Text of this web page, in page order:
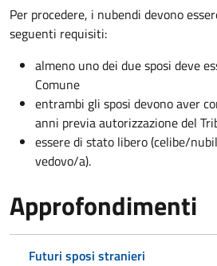
Per procedere, i nubendi devono
seguenti requisiti:
almeno uno dei due sposi deve
Comune
entrambi gli sposi devono aver
anni previa autorizzazione del
essere di stato libero (celibe/
vedovo/a).
Approfondimenti
Futuri sposi stranieri